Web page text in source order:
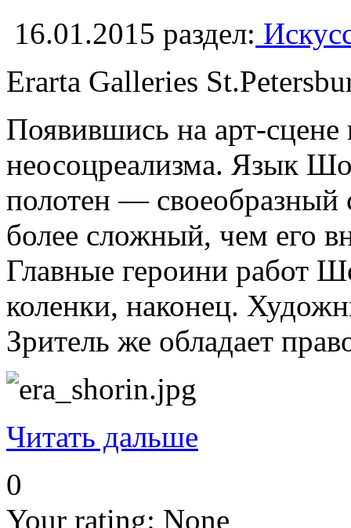
16.01.2015 раздел:
Erarta Galleries
Появившись на арт-сцене
неосоцреализма. Язык
полотен — своеобразный
более сложный, чем его
Главные героини работ
коленки, наконец.
Зритель же обладает
Читать дальше
0
Your rating: None